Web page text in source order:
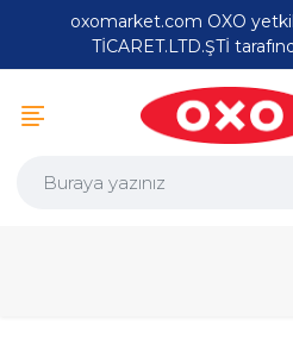
oxomarket.com OXO
TİCARET.LTD.ŞTİ